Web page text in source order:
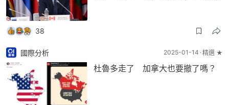
38
國際分析 2025-01-14 精選 ★
杜魯多走了 加拿大也要撤了嗎？